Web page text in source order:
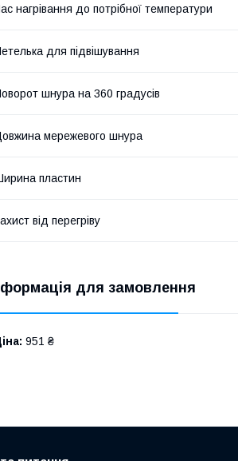
нагрівання до потрібної температури
для підвішування
шнура на 360 градусів
мережевого шнура
пластин
від перегріву
для замовлення
951 ₴